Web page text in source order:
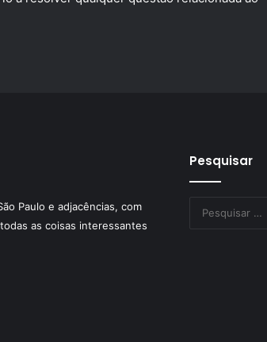
Paulo e adjacências, com
as coisas interessantes
Pesquisar